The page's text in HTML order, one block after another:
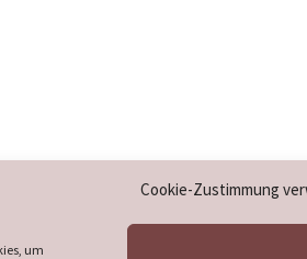
Cookie-Zustimmung
um